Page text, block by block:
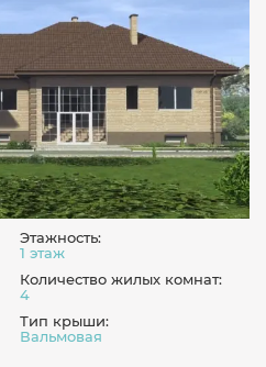
Этажность:
1 этаж
Количество жилых комнат:
4
Тип крыши:
Вальмовая